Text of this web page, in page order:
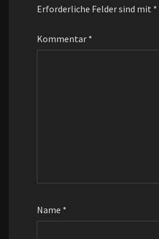
Erforderliche Felder sind mit *
Kommentar *
Name *